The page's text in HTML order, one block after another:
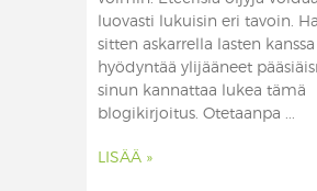
luovasti lukuisin eri tavoin.
sitten askarrella lasten
hyödyntää ylijääneet
sinun kannattaa lukea tämä
blogikirjoitus. Otetaanpa ...
LISÄÄ »